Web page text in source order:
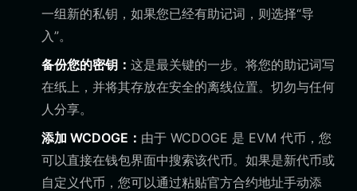
一组新的私钥，如果您已经有助记词，则选择“导
入”。
备份您的密钥： 这是最关键的一步。将您的助记词写
在纸上，并将其存放在安全的离线位置。切勿与任何
人分享。
添加 WCDOGE： 由于 WCDOGE 是 EVM 代币，您
可以直接在钱包界面中搜索该代币。如果是新代币或
自定义代币，您可以通过粘贴官方合约地址手动添